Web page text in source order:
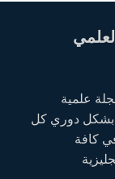
علمية
بشكل دوري كل
كافة